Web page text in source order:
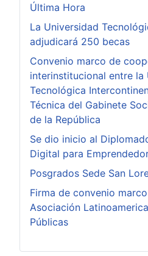
Última Hora
La Universidad
adjudicará 250 becas
Convenio marco de
interinstitucional entre la
Tecnológica
Técnica del Gabinete
de la República
Se dio inicio al
Digital para
Posgrados Sede San
Firma de convenio
Asociación
Públicas